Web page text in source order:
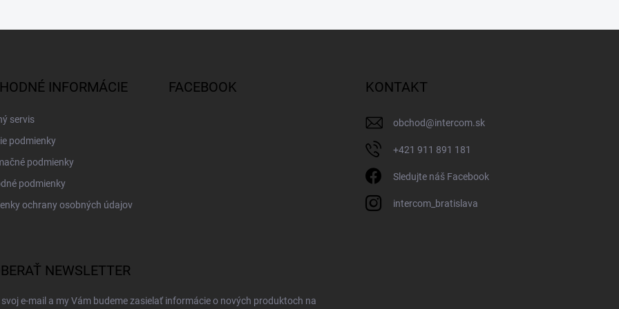
INFORMÁCIE
servis
podmienky
podmienky
podmienky
ochrany osobných údajov
FACEBOOK KONTAKT
obchod@intercom.sk
+421 911 891 181
Sledujte náš Facebook
intercom_bratislava
NEWSLETTER
e-mail a my Vám budeme zasielať informácie o nových produktoch na